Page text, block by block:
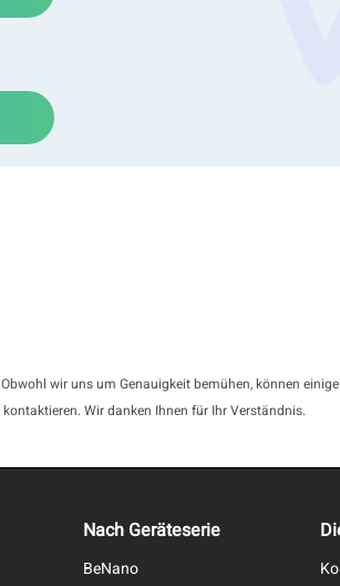
wir uns um Genauigkeit bemühen, können
Wir danken Ihnen für Ihr Verständnis.
Nach Geräteserie
BeNano